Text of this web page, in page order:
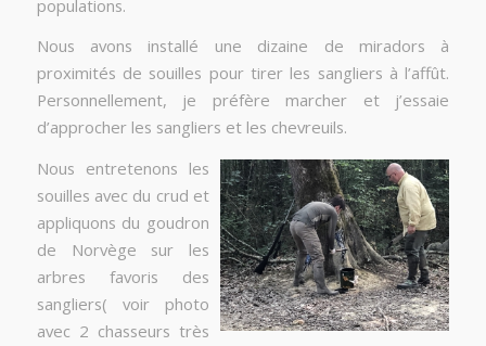
populations.
Nous avons installé une dizaine de miradors à
proximités de souilles pour tirer les sangliers à l’affût.
Personnellement, je préfère marcher et j’essaie
d’approcher les sangliers et les chevreuils.
Nous entretenons les
souilles avec du crud et
appliquons du goudron
de Norvège sur les
arbres favoris des
sangliers( voir photo
avec 2 chasseurs très